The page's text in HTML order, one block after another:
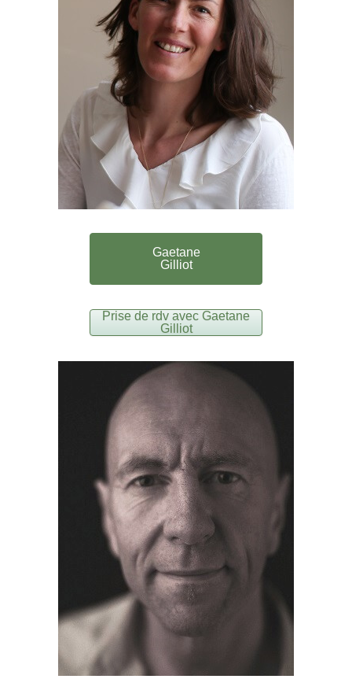
Gaetane
Gilliot
Prise de rdv avec Gaetane
Gilliot